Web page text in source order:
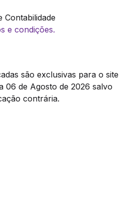
Contabilidade
e condições.
são exclusivas para o site
06 de Agosto de 2026 salvo
contrária.